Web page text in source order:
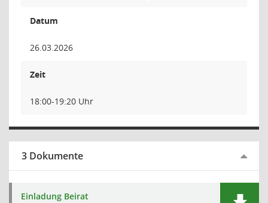
Datum
26.03.2026
Zeit
18:00-19:20 Uhr
3 Dokumente
Einladung Beirat